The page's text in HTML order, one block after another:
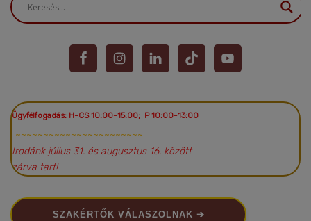
Ügyfélfogadás: H-CS 10:00-15:00; P 10:00-13:00
~~~~~~~~~~~~~~~~~~~~~~~
Irodánk július 31. és augusztus 16. között
zárva tart!
SZAKÉRTŐK VÁLASZOLNAK ➔